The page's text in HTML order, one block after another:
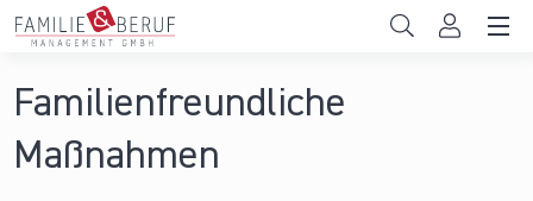
Direkt zum Inhalt
Sie sind hier
Familienfreundliche
Maßnahmen